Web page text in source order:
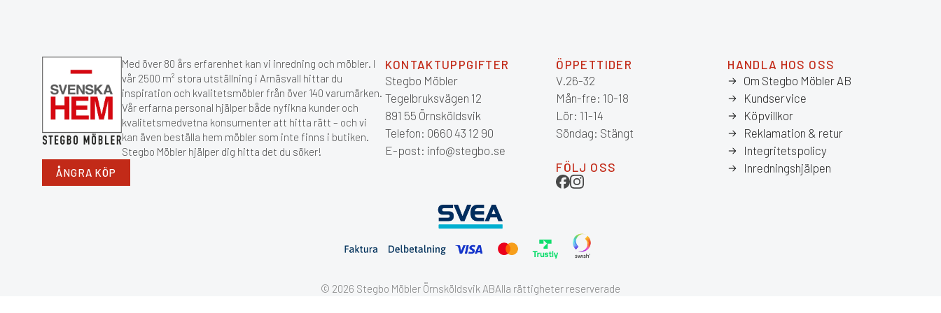
Med över 80 års erfarenhet kan vi inredning och möbler. I
vår 2500 m² stora utställning i Arnäsvall hittar du
inspiration och kvalitetsmöbler från över 140 varumärken.
Vår erfarna personal hjälper både nyfikna kunder och
kvalitetsmedvetna konsumenter att hitta rätt – och vi
kan även beställa hem möbler som inte finns i butiken.
Stegbo Möbler hjälper dig hitta det du söker!
ÅNGRA KÖP
KONTAKTUPPGIFTER
Stegbo Möbler
Tegelbruksvägen 12
891 55 Örnsköldsvik
Telefon: 0660 43 12 90
E-post: info@stegbo.se
ÖPPETTIDER
V.26-32
Mån-fre: 10-18
Lör: 11-14
Söndag: Stängt
FÖLJ OSS
HANDLA HOS OSS
Om Stegbo Möbler AB
Kundservice
Köpvillkor
Reklamation & retur
Integritetspolicy
Inredningshjälpen
© 2026 Stegbo Möbler Örnsköldsvik ABAlla rättigheter reserverade